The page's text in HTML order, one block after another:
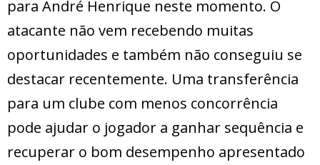
para André Henrique neste momento. O
atacante não vem recebendo muitas
oportunidades e também não conseguiu se
destacar recentemente. Uma transferência
para um clube com menos concorrência
pode ajudar o jogador a ganhar sequência e
recuperar o bom desempenho apresentado